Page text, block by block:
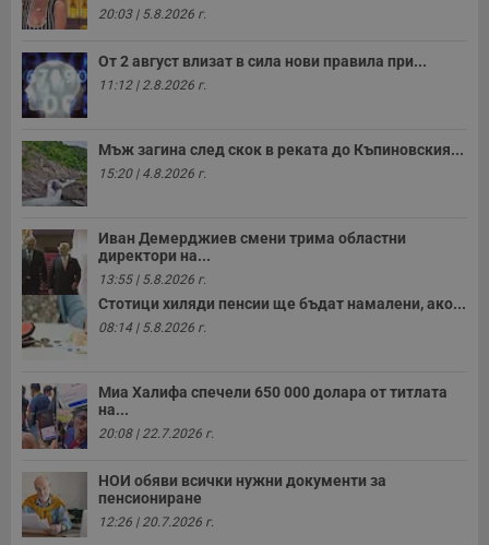
20:03 | 5.8.2026 г.
От 2 август влизат в сила нови правила при...
11:12 | 2.8.2026 г.
Мъж загина след скок в реката до Къпиновския...
15:20 | 4.8.2026 г.
Иван Демерджиев смени трима областни
директори на...
13:55 | 5.8.2026 г.
Стотици хиляди пенсии ще бъдат намалени, ако...
08:14 | 5.8.2026 г.
Миа Халифа спечели 650 000 долара от титлата
на...
20:08 | 22.7.2026 г.
НОИ обяви всички нужни документи за
пенсиониране
12:26 | 20.7.2026 г.